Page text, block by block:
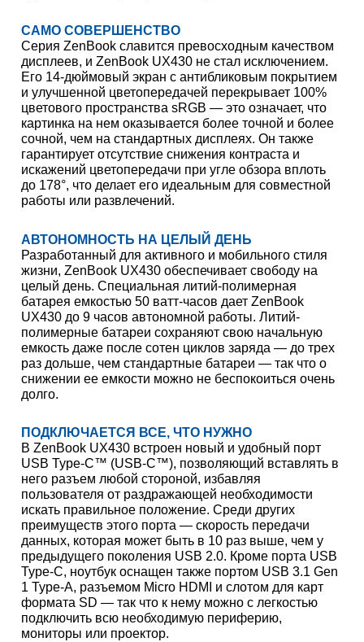
САМО СОВЕРШЕНСТВО
Серия ZenBook славится превосходным качеством
дисплеев, и ZenBook UX430 не стал исключением.
Его 14-дюймовый экран с антибликовым покрытием
и улучшенной цветопередачей перекрывает 100%
цветового пространства sRGB — это означает, что
картинка на нем оказывается более точной и более
сочной, чем на стандартных дисплеях. Он также
гарантирует отсутствие снижения контраста и
искажений цветопередачи при угле обзора вплоть
до 178°, что делает его идеальным для совместной
работы или развлечений.
АВТОНОМНОСТЬ НА ЦЕЛЫЙ ДЕНЬ
Разработанный для активного и мобильного стиля
жизни, ZenBook UX430 обеспечивает свободу на
целый день. Специальная литий-полимерная
батарея емкостью 50 ватт-часов дает ZenBook
UX430 до 9 часов автономной работы. Литий-
полимерные батареи сохраняют свою начальную
емкость даже после сотен циклов заряда — до трех
раз дольше, чем стандартные батареи — так что о
снижении ее емкости можно не беспокоиться очень
долго.
ПОДКЛЮЧАЕТСЯ ВСЕ, ЧТО НУЖНО
В ZenBook UX430 встроен новый и удобный порт
USB Type-C™ (USB-C™), позволяющий вставлять в
него разъем любой стороной, избавляя
пользователя от раздражающей необходимости
искать правильное положение. Среди других
преимуществ этого порта — скорость передачи
данных, которая может быть в 10 раз выше, чем у
предыдущего поколения USB 2.0. Кроме порта USB
Type-C, ноутбук оснащен также портом USB 3.1 Gen
1 Type-A, разъемом Micro HDMI и слотом для карт
формата SD — так что к нему можно с легкостью
подключить всю необходимую периферию,
мониторы или проектор.